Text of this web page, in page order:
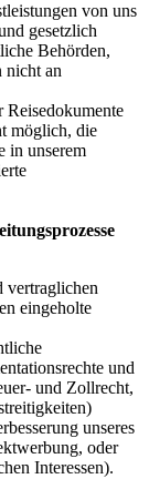
von uns
gesetzlich
Behörden,
nicht an
Reisedokumente
möglich, die
in unserem
vertraglichen
eingeholte
und
und Zollrecht,
unseres
oder
Interessen).